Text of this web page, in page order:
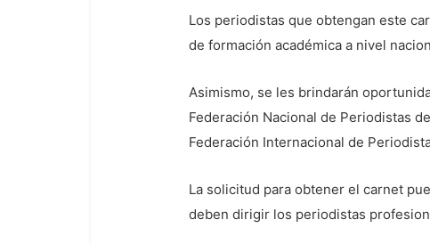
Los periodistas que obtengan este
de formación académica a nivel
Asimismo, se les brindarán
Federación Nacional de Periodistas
Federación Internacional de
La solicitud para obtener el carnet
deben dirigir los periodistas